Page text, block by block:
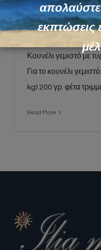
Κουνέλι γεμιστό
λαδόκολα
Κουνέλι γεμιστό με
Για το κουνέλι
kg) 200 γρ. φέτα
Read More
εκπτώσεις